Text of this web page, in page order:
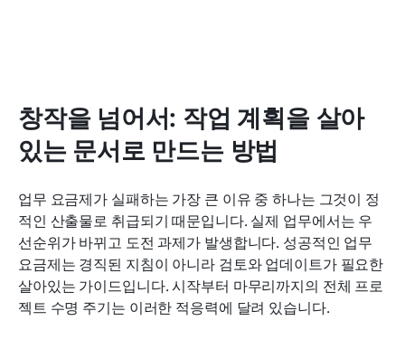
창작을 넘어서: 작업 계획을 살아
있는 문서로 만드는 방법
업무 요금제가 실패하는 가장 큰 이유 중 하나는 그것이 정
적인 산출물로 취급되기 때문입니다. 실제 업무에서는 우
선순위가 바뀌고 도전 과제가 발생합니다. 성공적인 업무
요금제는 경직된 지침이 아니라 검토와 업데이트가 필요한
살아있는 가이드입니다. 시작부터 마무리까지의 전체 프로
젝트 수명 주기는 이러한 적응력에 달려 있습니다.